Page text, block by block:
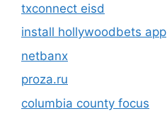
txconnect eisd
install hollywoodbets app
netbanx
proza.ru
columbia county focus